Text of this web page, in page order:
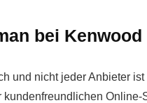
bei
und nicht jeder Anbieter
kundenfreundlichen